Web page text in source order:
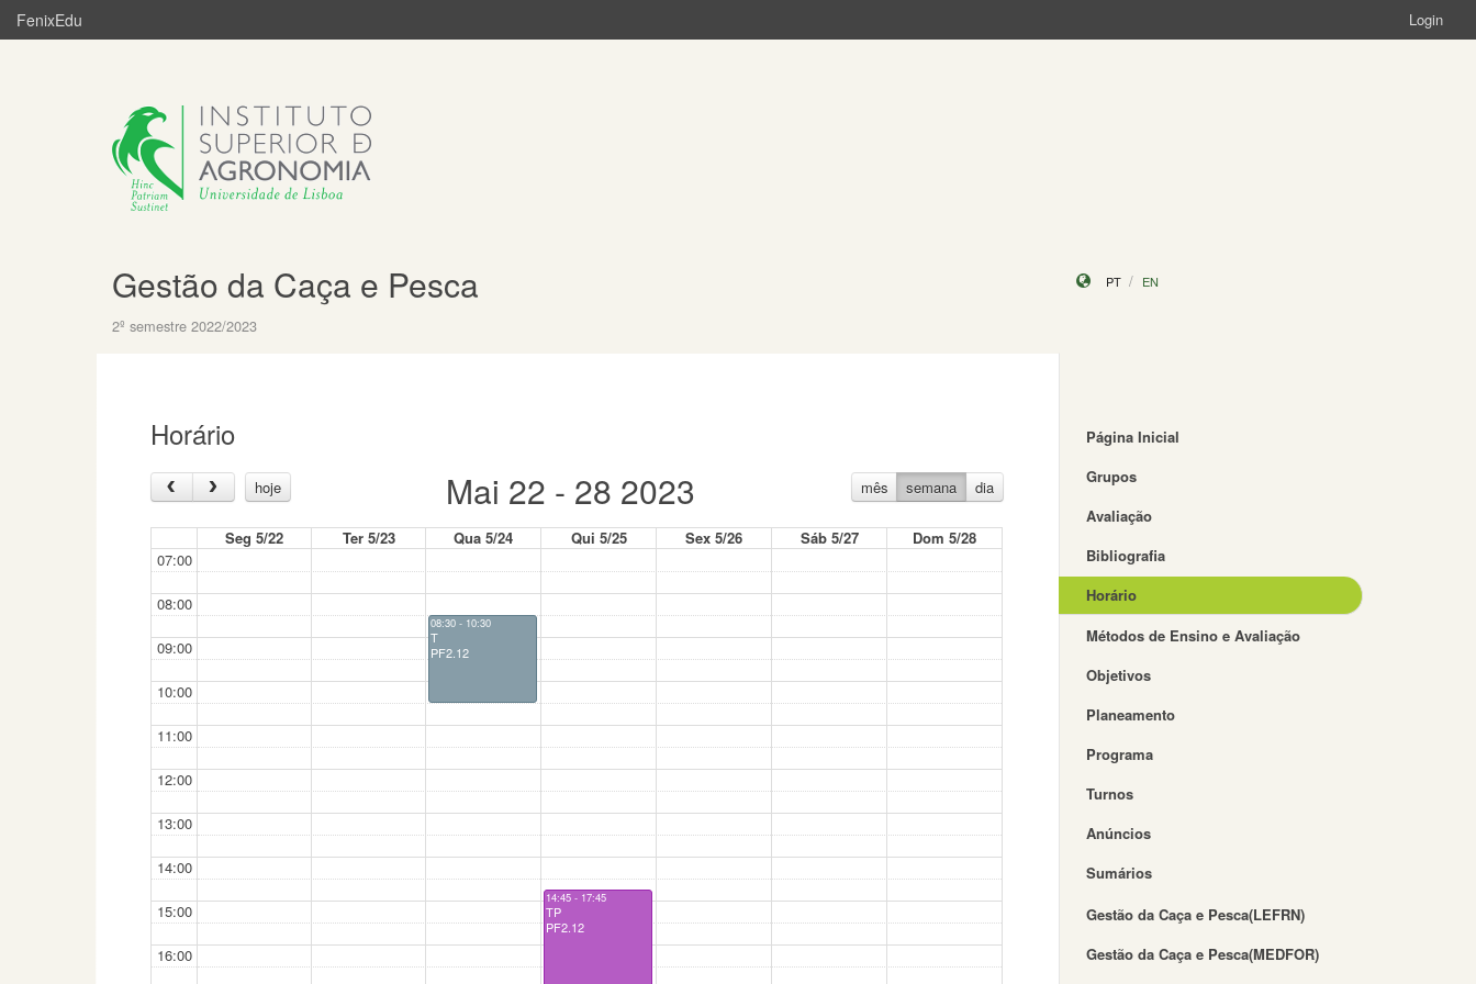
FenixEdu Login
Gestão da Caça e Pesca
2º semestre 2022/2023
PT EN
Horário
hoje mês semana dia
Mai 22 - 28 2023
Seg 5/22 Ter 5/23 Qua 5/24 Qui 5/25 Sex 5/26 Sáb 5/27
Dom 5/28
07:00
08:00
09:00
10:00
11:00
12:00
13:00
14:00
15:00
16:00
08:30 - 10:30
T
PF2.12
14:45 - 17:45
TP
PF2.12
Página Inicial
Grupos
Avaliação
Bibliografia
Horário
Métodos de Ensino e Avaliação
Objetivos
Planeamento
Programa
Turnos
Anúncios
Sumários
Gestão da Caça e Pesca(LEFRN)
Gestão da Caça e Pesca(MEDFOR)